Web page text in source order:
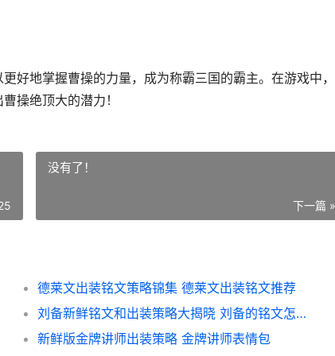
好地掌握曹操的力量，成为称霸三国的霸主。在游戏中
操绝顶大的潜力！
没有了！
下一篇 »
德莱文出装铭文策略锦集 德莱文出装铭文推荐
刘备新鲜铭文和出装策略大揭晓 刘备的铭文怎么搭配能打出高伤害
新鲜版金牌讲师出装策略 金牌讲师表情包